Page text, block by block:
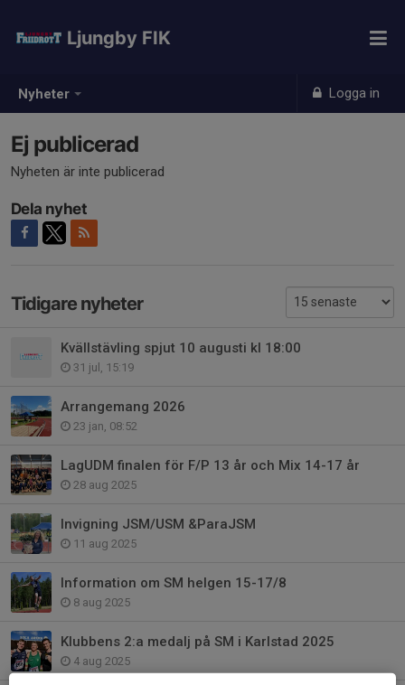
Nyheter Logga in
Ljungby FIK
Ej publicerad
Nyheten är inte publicerad
Dela nyhet
Tidigare nyheter
Kvällstävling spjut 10 augusti kl 18:00
31 jul, 15:19
Arrangemang 2026
23 jan, 08:52
LagUDM finalen för F/P 13 år och Mix 14-17 år
28 aug 2025
Invigning JSM/USM &ParaJSM
11 aug 2025
Information om SM helgen 15-17/8
8 aug 2025
Klubbens 2:a medalj på SM i Karlstad 2025
4 aug 2025